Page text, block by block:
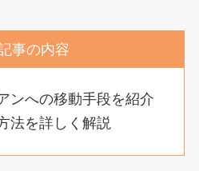
事の内容
ンへの移動手段を紹介
法を詳しく解説